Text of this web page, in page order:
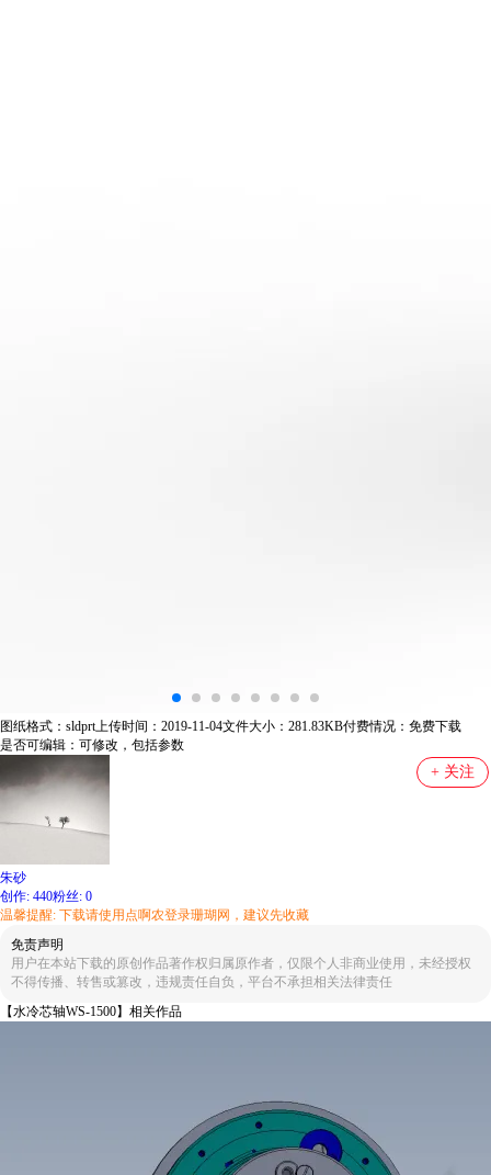
图纸格式： sldprt 上传时间： 2019-11-04文件大小： 281.83KB付费情况： 免费下载
是否可编辑： 可修改，包括参数
朱砂
创作: 440粉丝: 0
+ 关注
温馨提醒: 下载请使用点啊农登录珊瑚网，建议先收藏
免责声明
用户在本站下载的原创作品著作权归属原作者，仅限个人非商业使用，未经授权
不得传播、转售或篡改，违规责任自负，平台不承担相关法律责任
【水冷芯轴WS-1500】相关作品